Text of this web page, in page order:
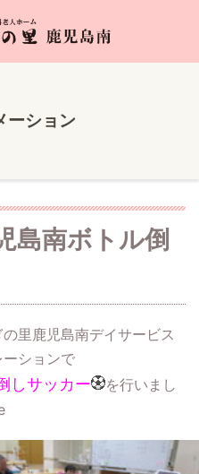
ーション
島南ボトル倒
里鹿児島南デイサービス
ションで
しサッカー
を行いまし